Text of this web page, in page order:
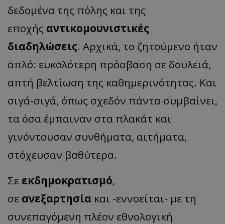
δεδομένα της πόλης και της
εποχής αντικομουνιστικές
διαδηλώσεις. Αρχικά, το ζητούμενο ήταν
απλό: ευκολότερη πρόσβαση σε δουλειά,
απτή βελτίωση της καθημερινότητας. Και
σιγά-σιγά, όπως σχεδόν πάντα συμβαίνει,
τα όσα έμπαιναν στα πλακάτ και
γινόντουσαν συνθήματα, αιτήματα,
στόχευσαν βαθύτερα.
Σε εκδημοκρατισμό,
σε ανεξαρτησία και -εννοείται- με τη
συνεπαγόμενη πλέον εθνολογική